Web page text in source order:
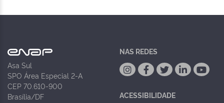
Asa Sul
SPO Área Especial 2-A
CEP 70.610-900
Brasília/DF
NAS REDES
ACESSIBILIDADE